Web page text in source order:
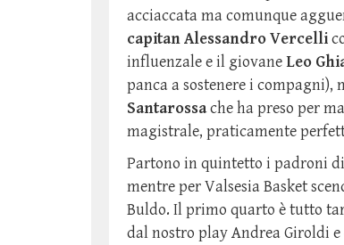
acciaccata ma comunque
capitan Alessandro Vercelli
influenzale e il giovaneLeo
panca a sostenere i
Santarossache ha preso per
magistrale, praticamente
Partono in quintetto i padroni di
mentre per Valsesia Basket
Buldo. Il primo quarto è tutto
dal nostro play Andrea Giroldi